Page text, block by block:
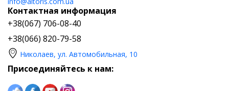
Контактная информация
+38(067) 706-08-40
+38(066) 820-79-58
Николаев, ул. Автомобильная, 10
Присоединяйтесь к нам: